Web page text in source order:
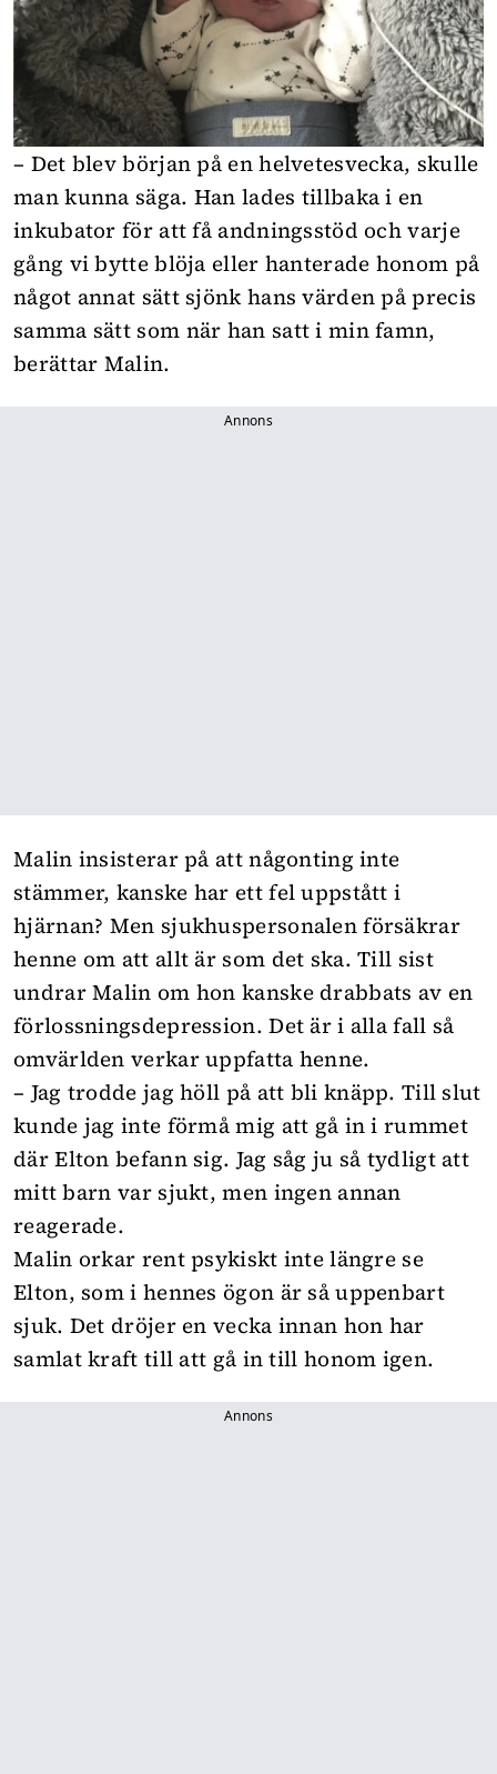
– Det blev början på en helvetesvecka, skulle
man kunna säga. Han lades tillbaka i en
inkubator för att få andningsstöd och varje
gång vi bytte blöja eller hanterade honom på
något annat sätt sjönk hans värden på precis
samma sätt som när han satt i min famn,
berättar Malin.
Annons
Malin insisterar på att någonting inte
stämmer, kanske har ett fel uppstått i
hjärnan? Men sjukhuspersonalen försäkrar
henne om att allt är som det ska. Till sist
undrar Malin om hon kanske drabbats av en
förlossningsdepression. Det är i alla fall så
omvärlden verkar uppfatta henne.
– Jag trodde jag höll på att bli knäpp. Till slut
kunde jag inte förmå mig att gå in i rummet
där Elton befann sig. Jag såg ju så tydligt att
mitt barn var sjukt, men ingen annan
reagerade.
Malin orkar rent psykiskt inte längre se
Elton, som i hennes ögon är så uppenbart
sjuk. Det dröjer en vecka innan hon har
samlat kraft till att gå in till honom igen.
Annons